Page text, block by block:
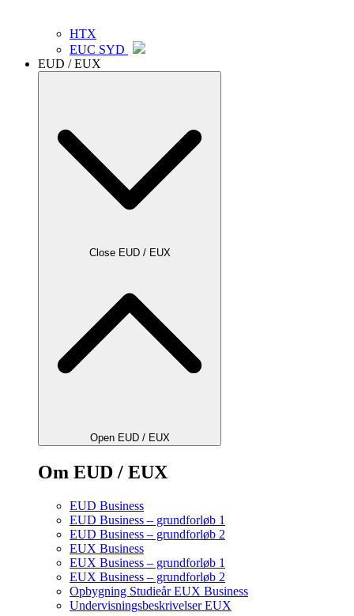
HTX
EUC SYD
EUD / EUX
Close EUD / EUX
Open EUD / EUX
Om EUD / EUX
EUD Business
EUD Business – grundforløb 1
EUD Business – grundforløb 2
EUX Business
EUX Business – grundforløb 1
EUX Business – grundforløb 2
Opbygning Studieår EUX Business
Undervisningsbeskrivelser EUX